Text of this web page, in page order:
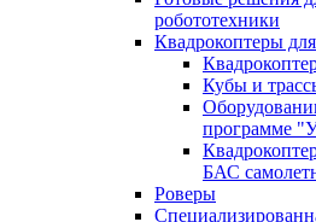
робототехники
Квадрокоптеры
Кубы и
программе
БАС
Роверы